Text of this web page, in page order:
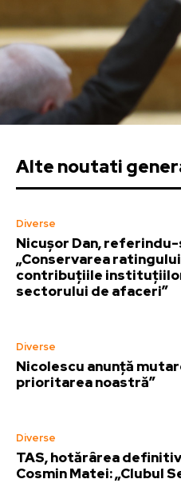
Alte noutati
Diverse
Nicușor Dan, referindu-
„Conservarea
contribuțiile
sectorului de afaceri”
Diverse
Nicolescu anunță
prioritarea noastră”
Diverse
TAS, hotărârea
Cosmin Matei: „Clubul